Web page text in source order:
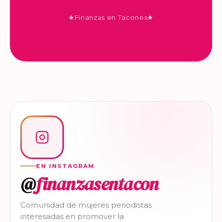
★Finanzas en Tacones★
EN INSTAGRAM
@finanzasentacon
Comunidad de mujeres periodistas
interesadas en promover la